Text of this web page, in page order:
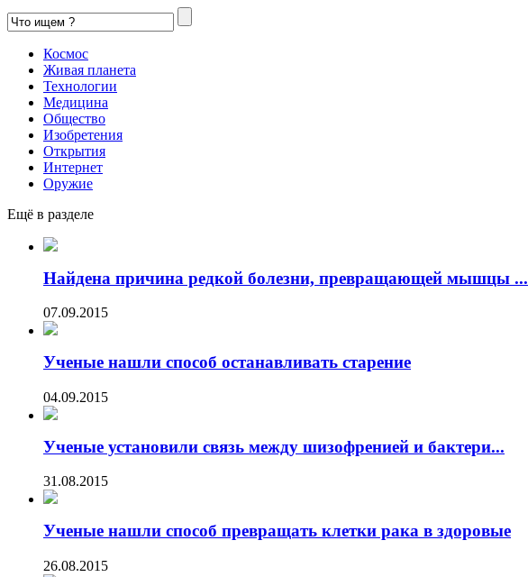
Космос
Живая планета
Технологии
Медицина
Общество
Изобретения
Открытия
Интернет
Оружие
Ещё в разделе
Найдена причина редкой болезни, превращающей мышцы ...
07.09.2015
Ученые нашли способ останавливать старение
04.09.2015
Ученые установили связь между шизофренией и бактери...
31.08.2015
Ученые нашли способ превращать клетки рака в здоровые
26.08.2015